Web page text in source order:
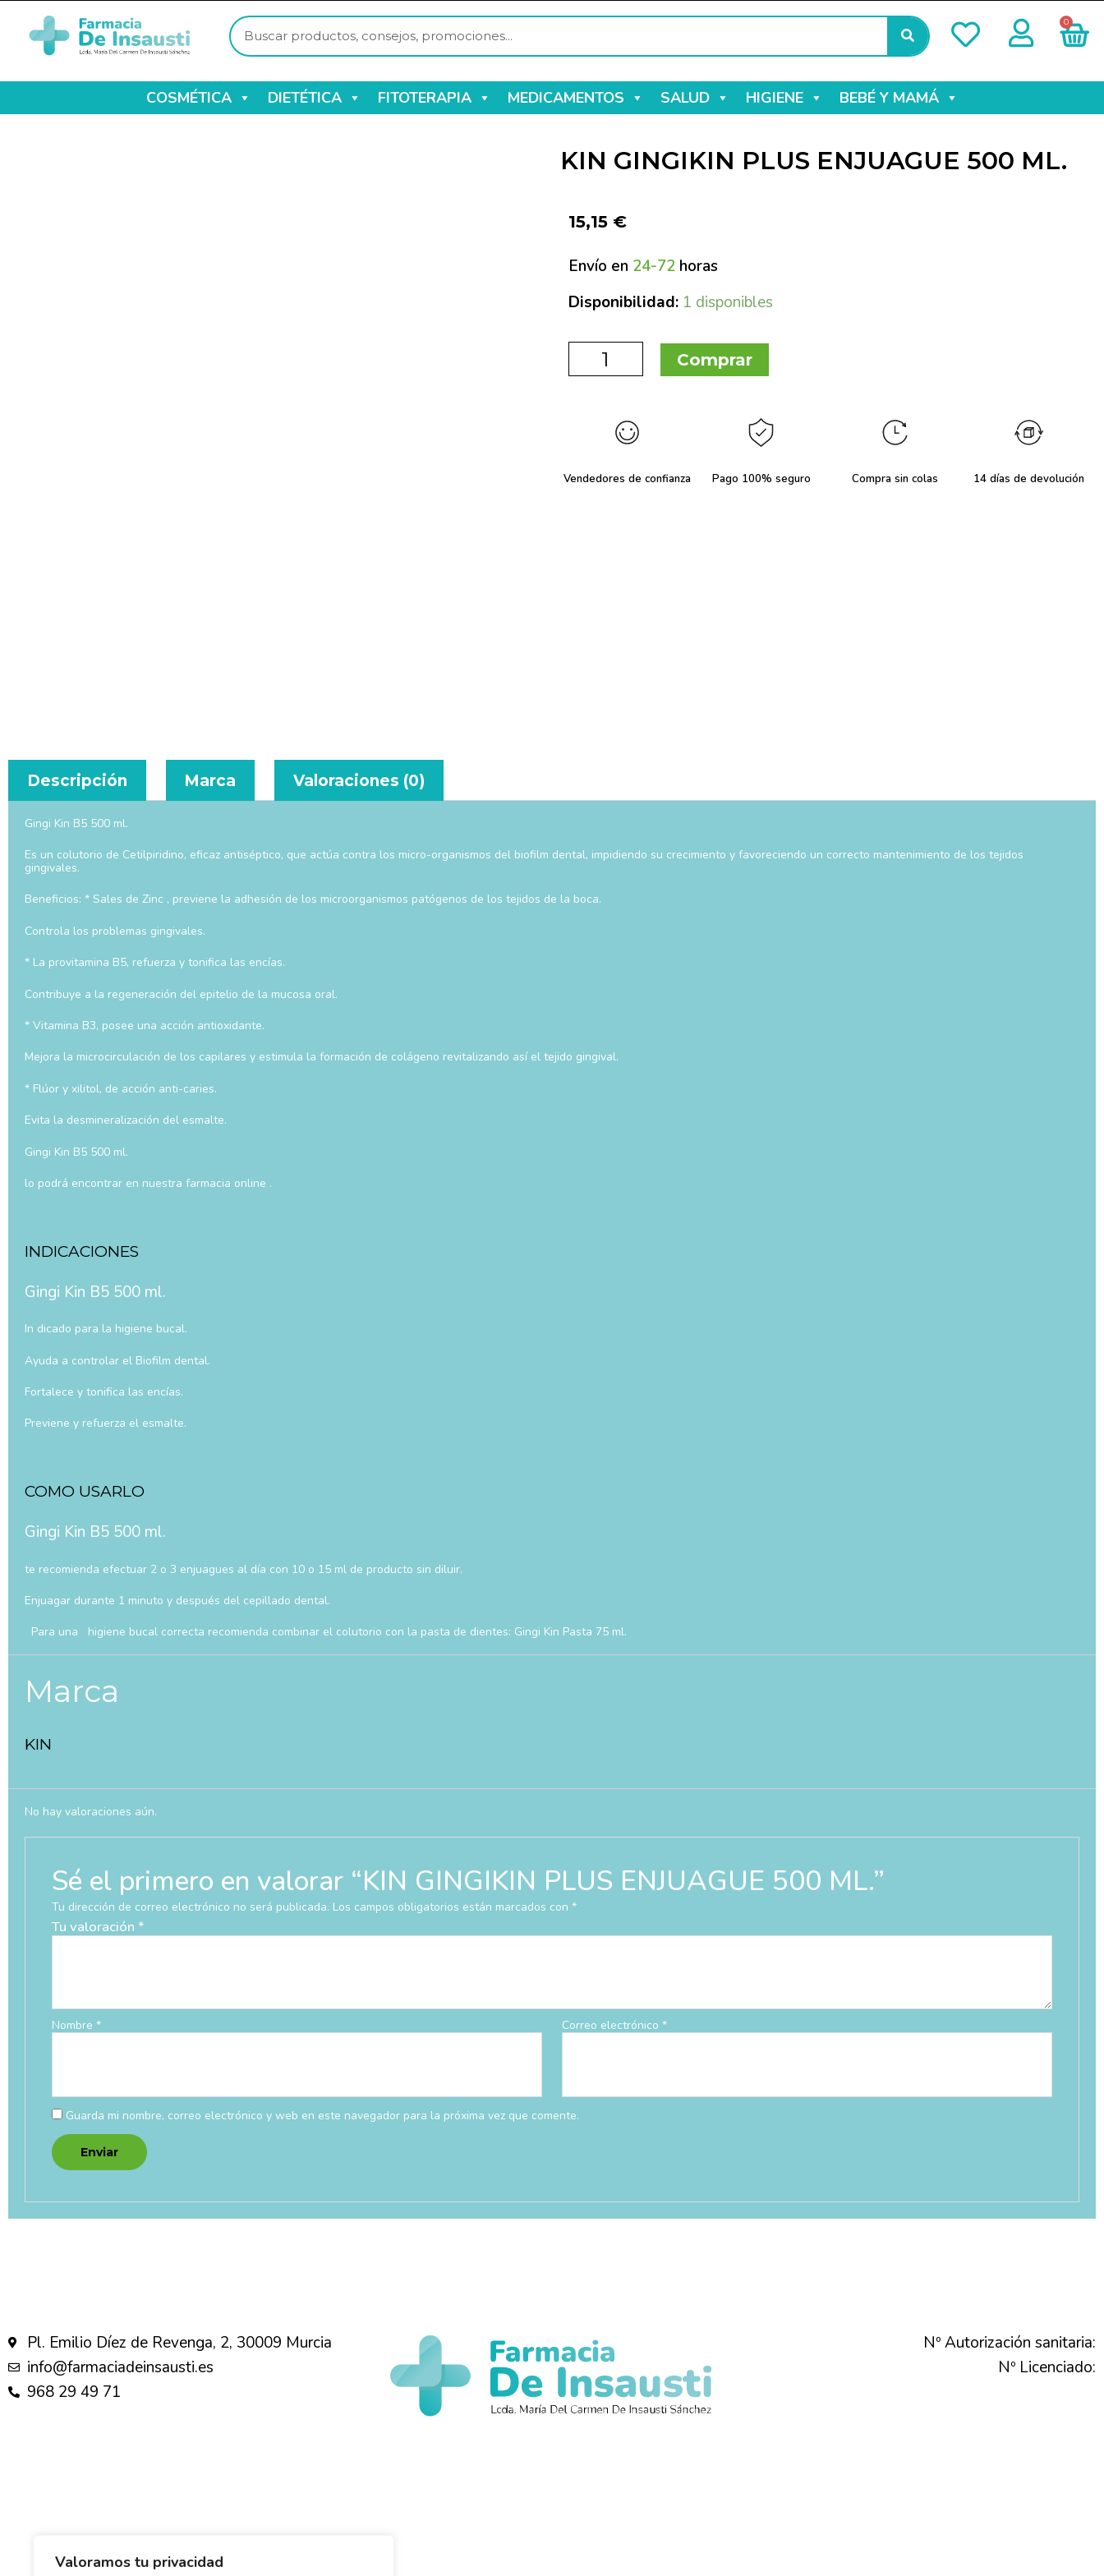
Valoramos tu privacidad
0
COSMÉTICA DIETÉTICA FITOTERAPIA MEDICAMENTOS SALUD HIGIENE BEBÉ Y MAMÁ
KIN GINGIKIN PLUS ENJUAGUE 500 ML.
15,15 €
Envío en 24-72 horas
Disponibilidad: 1 disponibles
Comprar
Vendedores de confianza Pago 100% seguro Compra sin colas 14 días de devolución
Descripción Marca Valoraciones (0)
Gingi Kin B5 500 ml.
Es un colutorio de Cetilpiridino, eficaz antiséptico, que actúa contra los micro-organismos del biofilm dental, impidiendo su crecimiento y favoreciendo un correcto mantenimiento de los tejidos
gingivales.
Beneficios: * Sales de Zinc , previene la adhesión de los microorganismos patógenos de los tejidos de la boca.
Controla los problemas gingivales.
* La provitamina B5, refuerza y tonifica las encías.
Contribuye a la regeneración del epitelio de la mucosa oral.
* Vitamina B3, posee una acción antioxidante.
Mejora la microcirculación de los capilares y estimula la formación de colágeno revitalizando así el tejido gingival.
* Flúor y xilitol, de acción anti-caries.
Evita la desmineralización del esmalte.
Gingi Kin B5 500 ml.
lo podrá encontrar en nuestra farmacia online .
INDICACIONES
Gingi Kin B5 500 ml.
In dicado para la higiene bucal.
Ayuda a controlar el Biofilm dental.
Fortalece y tonifica las encías.
Previene y refuerza el esmalte.
COMO USARLO
Gingi Kin B5 500 ml.
te recomienda efectuar 2 o 3 enjuagues al día con 10 o 15 ml de producto sin diluir.
Enjuagar durante 1 minuto y después del cepillado dental.
Para una higiene bucal correcta recomienda combinar el colutorio con la pasta de dientes: Gingi Kin Pasta 75 ml.
Marca
KIN
No hay valoraciones aún.
Sé el primero en valorar “KIN GINGIKIN PLUS ENJUAGUE 500 ML.”
Tu dirección de correo electrónico no será publicada. Los campos obligatorios están marcados con *
Tu valoración *
Nombre * Correo electrónico*
Guarda mi nombre, correo electrónico y web en este navegador para la próxima vez que comente.
Pl. Emilio Díez de Revenga, 2, 30009 Murcia
info@farmaciadeinsausti.es
968 29 49 71
Nº Autorización sanitaria:
Nº Licenciado: